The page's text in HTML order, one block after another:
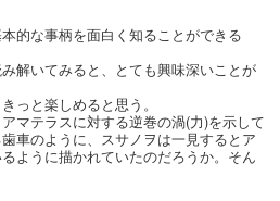
的な事柄を面白く知ることができる
解いてみると、とても興味深いことが
っと楽しめると思う。
マテラスに対する逆巻の渦(力)を示して
車のように、スサノヲは一見するとア
ように描かれていたのだろうか。そん